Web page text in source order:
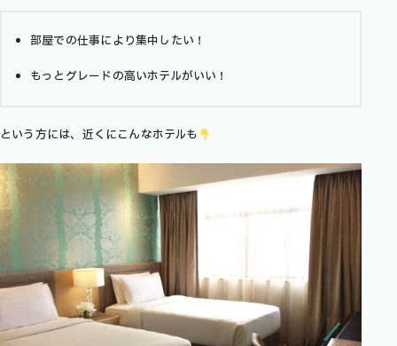
部屋での仕事により集中したい！
もっとグレードの高いホテルがいい！
という方には、近くにこんなホテルも